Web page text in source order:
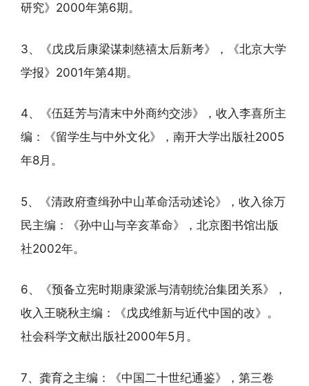
研究》2000年第6期。
3、《戊戌后康梁谋刺慈禧太后新考》，《北京大学
学报》2001年第4期。
4、《伍廷芳与清末中外商约交涉》，收入李喜所主
编：《留学生与中外文化》，南开大学出版社2005
年8月。
5、《清政府查缉孙中山革命活动述论》，收入徐万
民主编：《孙中山与辛亥革命》，北京图书馆出版
社2002年。
6、《预备立宪时期康梁派与清朝统治集团关系》，
收入王晓秋主编：《戊戌维新与近代中国的改》。
社会科学文献出版社2000年5月。
7、龚育之主编：《中国二十世纪通鉴》，第三卷